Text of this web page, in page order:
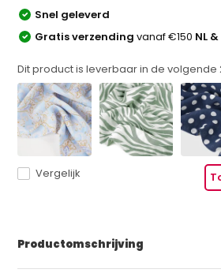
Snel geleverd
Gratis verzendingvanaf €150 NL &
Dit product is leverbaar in de volgende
Vergelijk
Productomschrijving